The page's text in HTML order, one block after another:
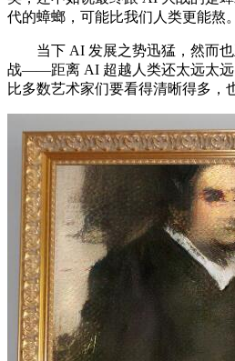
代的蟑螂，可能比我们人类更能熬
当下 AI 发展之势迅猛，然而也
战——距离 AI 超越人类还太远太远
比多数艺术家们要看得清晰得多，